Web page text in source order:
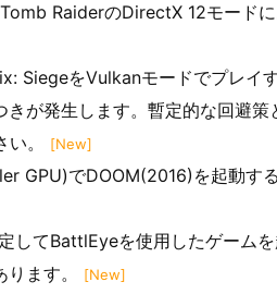
RaiderのDirectX 12モード
SiegeをVulkanモードでプレイ
きが発生します。暫定的な回避
い。
[New]
GPU)でDOOM(2016)を起動す
てBattlEyeを使用したゲーム
ます。
[New]